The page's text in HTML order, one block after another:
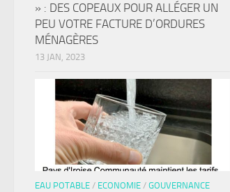
» : DES COPEAUX POUR ALLÉGER UN
PEU VOTRE FACTURE D’ORDURES
MÉNAGÈRES
13 JAN, 2023
EAU POTABLE / ECONOMIE / GOUVERNANCE